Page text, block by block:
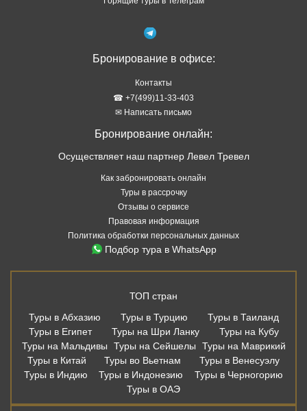
Туры в рассрочку
Правовая информация
Политика обработки персональных данных
Подбор тура в WhatsApp
ТОП стран
Туры в Турцию
Туры на Шри Ланку
Туры на Сейшелы
Туры во Вьетнам
Туры в Индию
Туры в Индонезию
Туры в Черногорию
Туры в ОАЭ
ТОП курортов
Туры в АланьюТуры в Белек Туры в МармарисТуры в Кемер
Туры в Бодрум
Туры в Хургаду
Туры в Шарм Эль Шейх
Туры в ДубайТуры в Шарджу Туры в АджманТуры на Пхукет
Туры в Паттайю
Туры в Као Лак
Туры в Фантьет
Туры на Хайнань Туры в Варадеро
Туры в Северный Гоа
Туры в Сиде